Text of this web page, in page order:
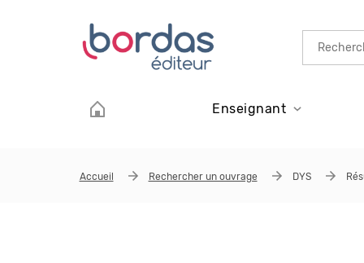
Aller au contenu principal
Enseignant
Accueil Rechercher un ouvrage DYS